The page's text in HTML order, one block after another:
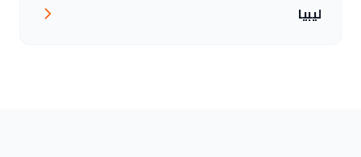
ليبيا